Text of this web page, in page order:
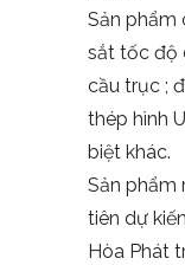
Sản phẩm
sắt tốc độ
cầu trục ;
thép hình
biệt khác.
Sản phẩm
tiên dự
Hòa Phát